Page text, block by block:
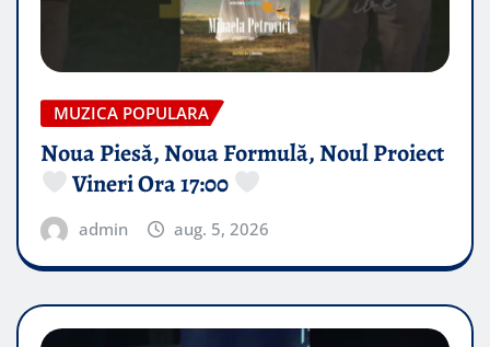
MUZICA POPULARA
Noua Piesă, Noua Formulă, Noul Proiect
Vineri Ora 17:00
admin aug. 5, 2026